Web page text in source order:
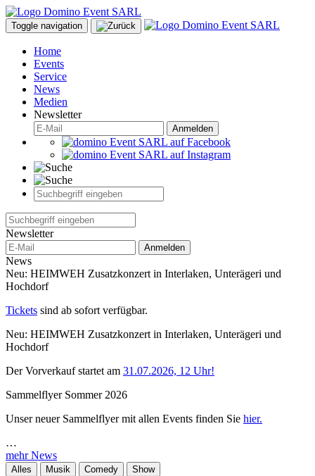
Toggle navigation
Home
Events
Service
News
Medien
Newsletter
Anmelden
Newsletter
Anmelden
News
Neu: HEIMWEH Zusatzkonzert in Interlaken, Unterägeri und
Hochdorf
Tickets sind ab sofort verfügbar.
Neu: HEIMWEH Zusatzkonzert in Interlaken, Unterägeri und
Hochdorf
Der Vorverkauf startet am 31.07.2026, 12 Uhr!
Sammelflyer Sommer 2026
Unser neuer Sammelflyer mit allen Events finden Sie hier.
…
mehr News
Alles Musik Comedy Show